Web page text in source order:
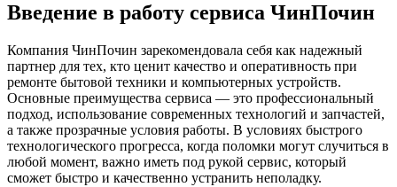
Введение в работу сервиса ЧинПочин
Компания ЧинПочин зарекомендовала себя как надежный
партнер для тех, кто ценит качество и оперативность при
ремонте бытовой техники и компьютерных устройств.
Основные преимущества сервиса — это профессиональный
подход, использование современных технологий и запчастей,
а также прозрачные условия работы. В условиях быстрого
технологического прогресса, когда поломки могут случиться в
любой момент, важно иметь под рукой сервис, который
сможет быстро и качественно устранить неполадку.